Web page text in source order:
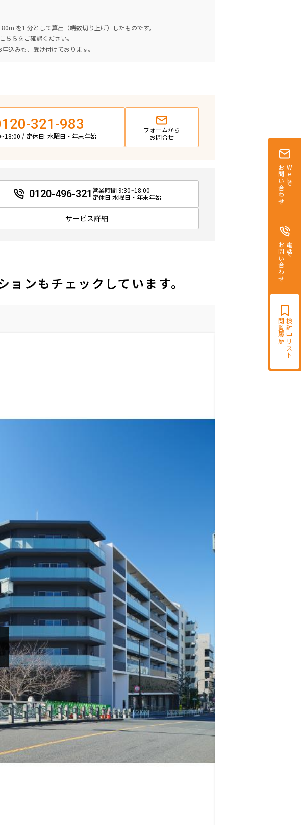
Webで
お問い合わせ
電話で
お問い合わせ
検討中リスト
閲覧履歴
を1 分として算出（端数切り上げ）したものです。
こちらをご確認ください。
込みも、受け付けております。
321-983
/ 定休日: 水曜日・年末年始
フォームから
お問合せ
0120-496-321 営業時間 9:30~18:00
定休日 水曜日・年末年始
サービス詳細
ンもチェックしています。